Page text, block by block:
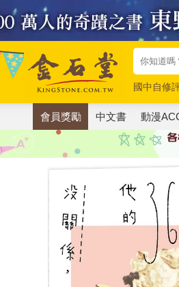
國中自修
唯紅花綻
會員獎勵 中文書 動漫